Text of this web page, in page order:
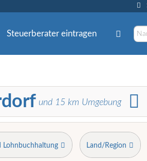
Steuerberater eintragen
und 15 km Umgebung
Lohnbuchhaltung Land/Region